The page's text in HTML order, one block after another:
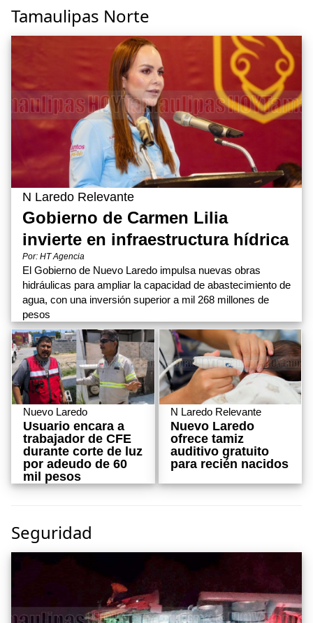
Tamaulipas Norte
N Laredo Relevante
Gobierno de Carmen Lilia
invierte en infraestructura hídrica
Por: HT Agencia
El Gobierno de Nuevo Laredo impulsa nuevas obras
hidráulicas para ampliar la capacidad de abastecimiento de
agua, con una inversión superior a mil 268 millones de
pesos
Nuevo Laredo
Usuario encara a
trabajador de CFE
durante corte de luz
por adeudo de 60
mil pesos
N Laredo Relevante
Nuevo Laredo
ofrece tamiz
auditivo gratuito
para recién nacidos
Seguridad